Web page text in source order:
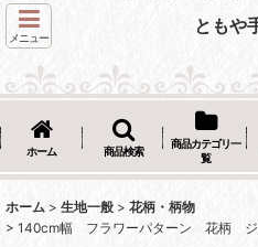
メニュー
ともや
ホーム 商品検索
商品カテゴリ一
覧
ホーム > 生地一般 > 花柄・柄物
> 140cm幅 フラワーパターン 花柄 ジ